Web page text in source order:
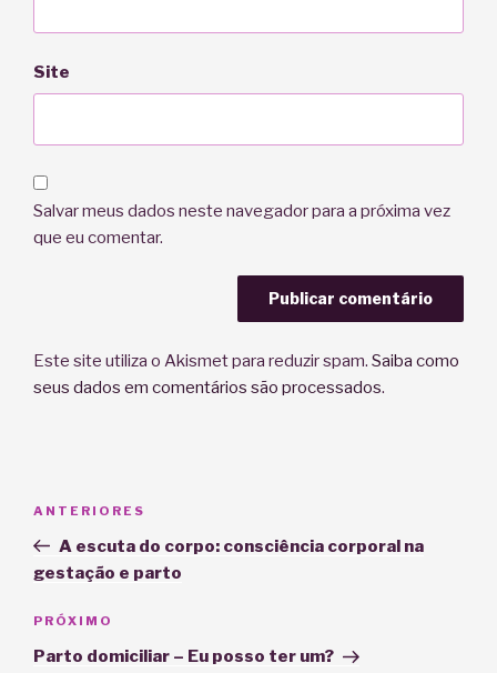
Site
Salvar meus dados neste navegador para a próxima vez
que eu comentar.
Este site utiliza o Akismet para reduzir spam. Saiba como
seus dados em comentários são processados.
Post
Post
anterior
ANTERIORES
A escuta do corpo: consciência corporal na
gestação e parto
Próximo
post
PRÓXIMO
Parto domiciliar – Eu posso ter um?